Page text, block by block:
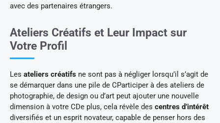
avec des partenaires étrangers.
Ateliers Créatifs et Leur Impact sur
Votre Profil
Les ateliers créatifs ne sont pas à négliger lorsqu’il s’agit de
se démarquer dans une pile de CParticiper à des ateliers de
photographie, de design ou d’art peut ajouter une nouvelle
dimension à votre CDe plus, cela révèle des centres d’intérêt
diversifiés et un esprit novateur, capable de penser hors des